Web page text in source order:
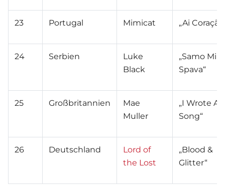
23 Portugal Mimicat „Ai
24 Serbien
Luke
Black
„Samo Mi
Spava“
25 Großbritannien
Mae
Muller
„I Wrote A
Song“
26 Deutschland
Lord of
the Lost
„Blood &
Glitter“